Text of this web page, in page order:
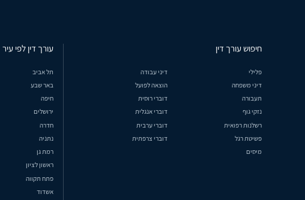
חיפוש עורך דין
פלילי
דיני עבודה
דיני משפחה
הוצאה לפועל
תעבורה
דוברי רוסית
נזקי גוף
דוברי אנגלית
רשלנות רפואית
דוברי ערבית
פשיטת רגל
דוברי צרפתית
מיסים
עורך דין לפי עיר
תל אביב
באר שבע
חיפה
ירושלים
חדרה
נתניה
רמת גן
ראשון לציון
פתח תקווה
אשדוד